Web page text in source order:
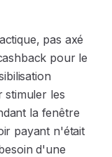
pas axé
pour le
stimuler les
la fenêtre
payant n'était
d'une